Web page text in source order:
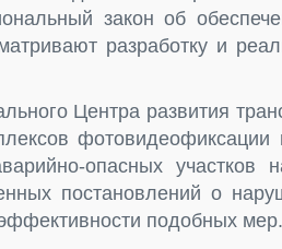
закон об
разработку и
Центра развития
опасных
постановлений о
подобных мер.